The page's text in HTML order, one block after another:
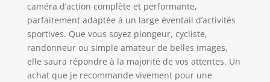
caméra d’action complète et performante,
parfaitement adaptée à un large éventail d’activités
sportives. Que vous soyez plongeur, cycliste,
randonneur ou simple amateur de belles images,
elle saura répondre à la majorité de vos attentes. Un
achat que je recommande vivement pour une